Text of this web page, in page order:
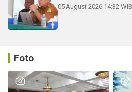
05 August 2026 14:32 WIB
Foto